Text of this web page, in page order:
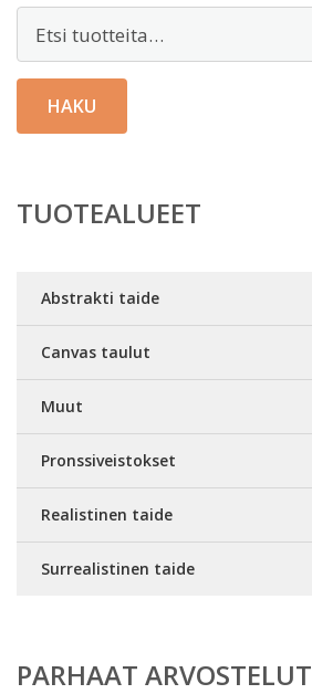
HAKU
TUOTEALUEET
Abstrakti taide
Canvas taulut
Muut
Pronssiveistokset
Realistinen taide
Surrealistinen taide
PARHAAT ARVOSTELUT